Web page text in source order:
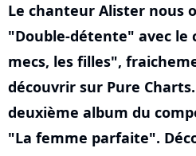
Le chanteur Alister nous
"Double-détente" avec le
mecs, les filles",
découvrir sur Pure
deuxième album du
"La femme parfaite".